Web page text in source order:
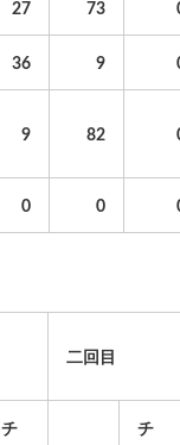
27 73
36 9
9 82
0 0
二回目
チ
チ